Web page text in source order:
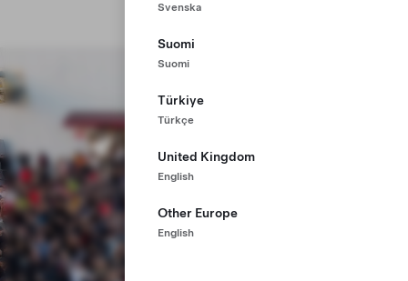
Svenska
Suomi
Suomi
Türkiye
Türkçe
United Kingdom
English
Other Europe
English